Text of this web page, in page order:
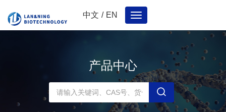
中文 / EN
Toggle
navigation
产品中心